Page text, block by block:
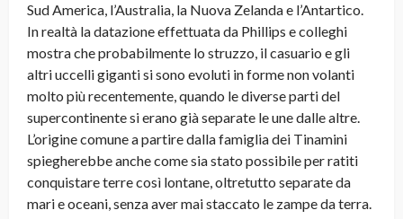
Sud America, l’Australia, la Nuova Zelanda e l’Antartico.
In realtà la datazione effettuata da Phillips e colleghi
mostra che probabilmente lo struzzo, il casuario e gli
altri uccelli giganti si sono evoluti in forme non volanti
molto più recentemente, quando le diverse parti del
supercontinente si erano già separate le une dalle altre.
L’origine comune a partire dalla famiglia dei Tinamini
spiegherebbe anche come sia stato possibile per ratiti
conquistare terre così lontane, oltretutto separate da
mari e oceani, senza aver mai staccato le zampe da terra.